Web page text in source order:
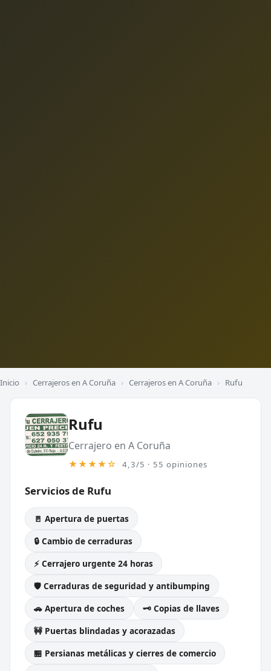
Inicio › Cerrajeros en A Coruña › Cerrajeros en A Coruña › Rufu
Rufu
Cerrajero en A Coruña
★★★★☆ 4,3/5 · 55 opiniones
Servicios de Rufu
🚪 Apertura de puertas
🔒 Cambio de cerraduras
⚡ Cerrajero urgente 24 horas
🛡️ Cerraduras de seguridad y antibumping
🚗 Apertura de coches
🗝️ Copias de llaves
🚧 Puertas blindadas y acorazadas
🏪 Persianas metálicas y cierres de comercio